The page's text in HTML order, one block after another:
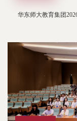
华东师大教育集团